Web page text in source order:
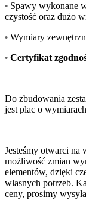
• Spawy wykonane
czystość oraz dużo
• Wymiary
• Certyfikat
Do zbudowania
jest plac o
Jesteśmy otwarci na
możliwość zmian
elementów, dzięki
własnych potrzeb.
ceny, prosimy